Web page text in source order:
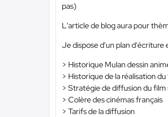
pas)
L'article de blog aura pour
Je dispose d'un plan
> Historique Mulan dessin
> Historique de la réalisation
> Stratégie de diffusion du film
> Colère des cinémas français
> Tarifs de la diffusion